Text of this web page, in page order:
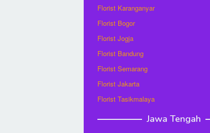
Florist Karanganyar
Florist Bogor
Florist Jogja
Florist Bandung
Florist Semarang
Florist Jakarta
Florist Tasikmalaya
Jawa Tengah